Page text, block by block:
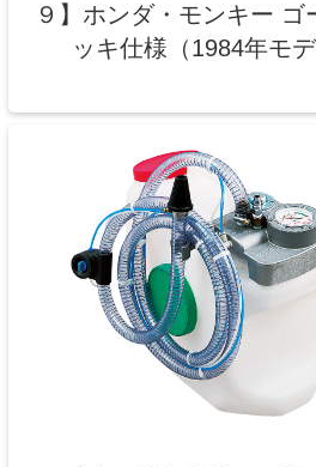
９】ホンダ・モンキー ゴ
ッキ仕様（1984年モデ